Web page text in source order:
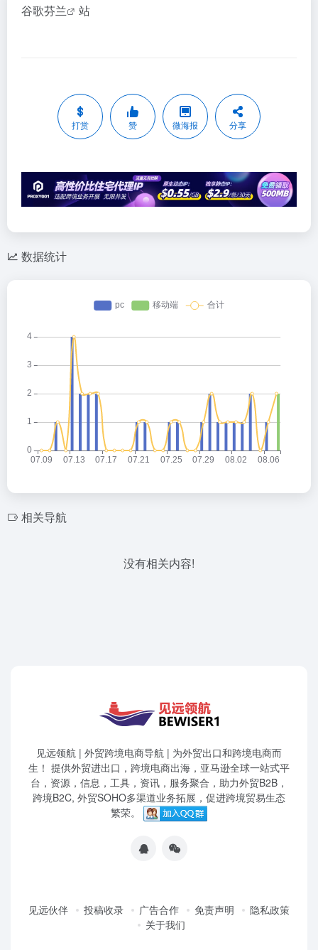
谷歌芬兰 站
打赏 赞 微海报 分享
数据统计
相关导航
没有相关内容!
见远领航 | 外贸跨境电商导航 | 为外贸出口和跨境电商而
生！ 提供外贸进出口，跨境电商出海，亚马逊全球一站式平
台，资源，信息，工具，资讯，服务聚合，助力外贸B2B，
跨境B2C, 外贸SOHO多渠道业务拓展，促进跨境贸易生态
繁荣。
见远伙伴 投稿收录 广告合作 免责声明
隐私政策
关于我们